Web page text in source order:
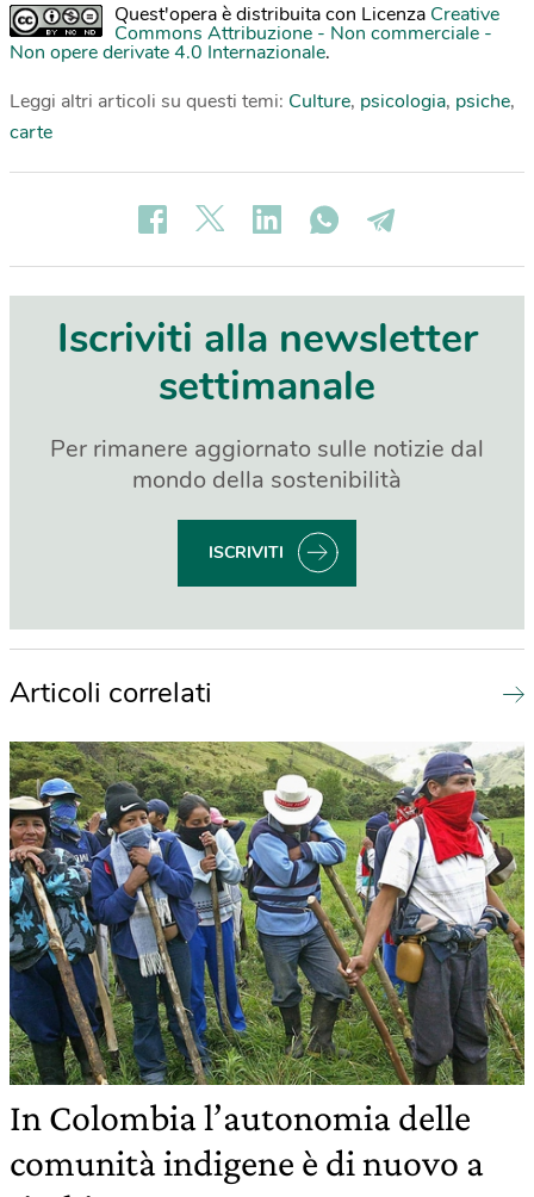
Quest'opera è distribuita con Licenza Creative
Commons Attribuzione - Non commerciale -
Non opere derivate 4.0 Internazionale.
Leggi altri articoli su questi temi: Culture, psicologia, psiche,
carte
Iscriviti alla newsletter
settimanale
Per rimanere aggiornato sulle notizie dal
mondo della sostenibilità
ISCRIVITI
Articoli correlati
In Colombia l’autonomia delle
comunità indigene è di nuovo a